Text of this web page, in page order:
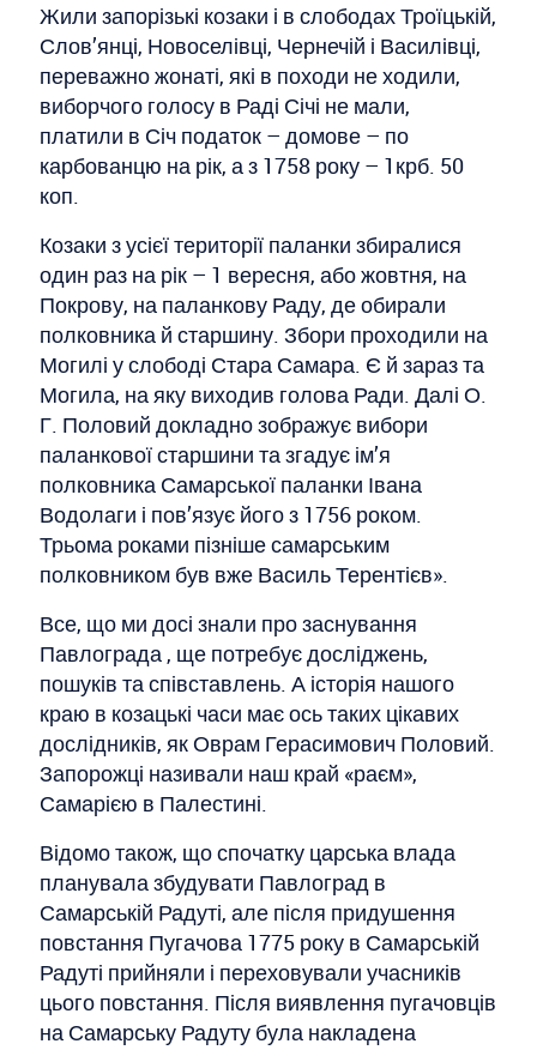
Жили запорізькі козаки і в слободах Троїцькій,
Слов’янці, Новоселівці, Чернечій і Василівці,
переважно жонаті, які в походи не ходили,
виборчого голосу в Раді Січі не мали,
платили в Січ податок – домове – по
карбованцю на рік, а з 1758 року – 1крб. 50
коп.
Козаки з усієї території паланки збиралися
один раз на рік – 1 вересня, або жовтня, на
Покрову, на паланкову Раду, де обирали
полковника й старшину. Збори проходили на
Могилі у слободі Стара Самара. Є й зараз та
Могила, на яку виходив голова Ради. Далі О.
Г. Половий докладно зображує вибори
паланкової старшини та згадує ім’я
полковника Самарської паланки Івана
Водолаги і пов’язує його з 1756 роком.
Трьома роками пізніше самарським
полковником був вже Василь Терентієв».
Все, що ми досі знали про заснування
Павлограда , ще потребує досліджень,
пошуків та співставлень. А історія нашого
краю в козацькі часи має ось таких цікавих
дослідників, як Оврам Герасимович Половий.
Запорожці називали наш край «раєм»,
Самарією в Палестині.
Відомо також, що спочатку царська влада
планувала збудувати Павлоград в
Самарській Радуті, але після придушення
повстання Пугачова 1775 року в Самарській
Радуті прийняли і переховували учасників
цього повстання. Після виявлення пугачовців
на Самарську Радуту була накладена